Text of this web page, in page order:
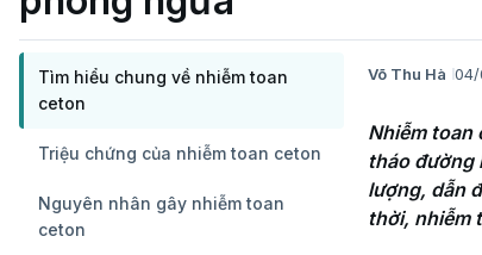
Tìm hiểu chung về nhiễm toan
ceton
Triệu chứng của nhiễm toan ceton
Nguyên nhân gây nhiễm toan
ceton
Võ Thu Hà 04/
Nhiễm toan
tháo đường
lượng, dẫn
thời, nhiễm